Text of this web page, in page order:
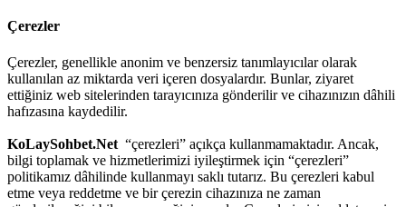
Çerezler
Çerezler, genellikle anonim ve benzersiz tanımlayıcılar olarak
kullanılan az miktarda veri içeren dosyalardır. Bunlar, ziyaret
ettiğiniz web sitelerinden tarayıcınıza gönderilir ve cihazınızın dâhili
hafızasına kaydedilir.
KoLaySohbet.Net “çerezleri” açıkça kullanmamaktadır. Ancak,
bilgi toplamak ve hizmetlerimizi iyileştirmek için “çerezleri”
politikamız dâhilinde kullanmayı saklı tutarız. Bu çerezleri kabul
etme veya reddetme ve bir çerezin cihazınıza ne zaman